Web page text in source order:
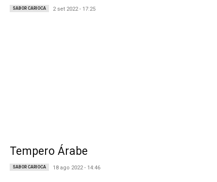
SABOR CARIOCA 2 set 2022 - 17:25
Tempero Árabe
SABOR CARIOCA 18 ago 2022 - 14:46